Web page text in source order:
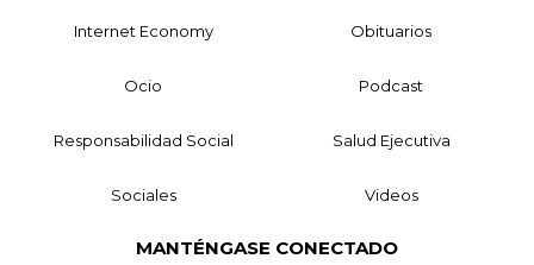
Internet Economy Obituarios
Ocio Podcast
Responsabilidad Social Salud Ejecutiva
Sociales Videos
MANTÉNGASE CONECTADO